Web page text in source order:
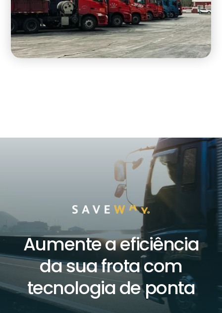
Aumente a eficiência
da sua frota com
tecnologia de ponta